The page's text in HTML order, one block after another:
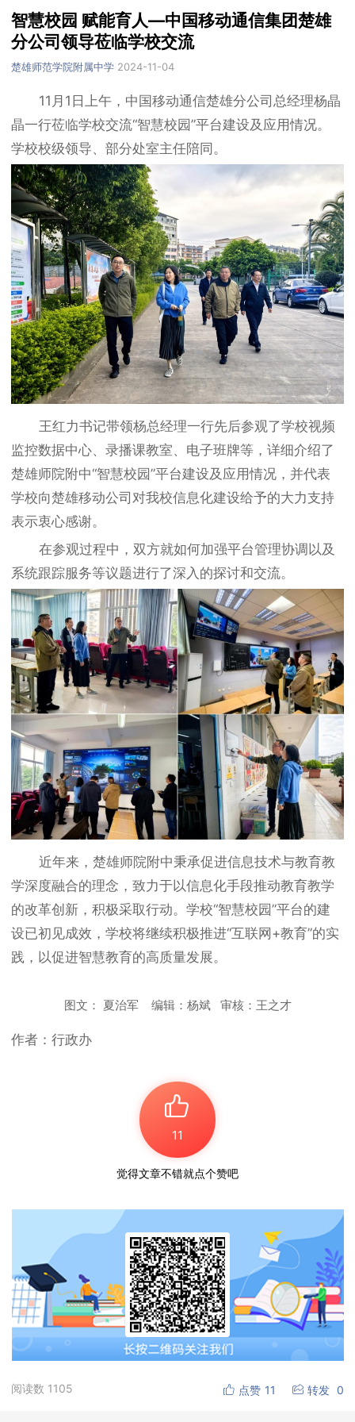
智慧校园 赋能育人—中国移动通信集团楚雄
分公司领导莅临学校交流
楚雄师范学院附属中学 2024-11-04
11月1日上午，中国移动通信楚雄分公司总经理杨晶
晶一行莅临学校交流“智慧校园”平台建设及应用情况。
学校校级领导、部分处室主任陪同。
王红力书记带领杨总经理一行先后参观了学校视频
监控数据中心、录播课教室、电子班牌等，详细介绍了
楚雄师院附中“智慧校园”平台建设及应用情况，并代表
学校向楚雄移动公司对我校信息化建设给予的大力支持
表示衷心感谢。
在参观过程中，双方就如何加强平台管理协调以及
系统跟踪服务等议题进行了深入的探讨和交流。
近年来，楚雄师院附中秉承促进信息技术与教育教
学深度融合的理念，致力于以信息化手段推动教育教学
的改革创新，积极采取行动。学校“智慧校园”平台的建
设已初见成效，学校将继续积极推进“互联网+教育”的实
践，以促进智慧教育的高质量发展。
图文： 夏治军 编辑：杨斌 审核：王之才
作者：行政办
11
觉得文章不错就点个赞吧
阅读数 1105 点赞 11 转发 0